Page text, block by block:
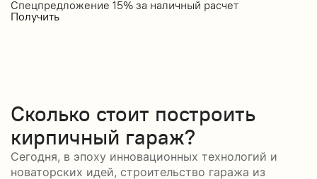
Спецпредложение 15% за наличный расчет
Получить
Сколько стоит построить
кирпичный гараж?
Сегодня, в эпоху инновационных технологий и
новаторских идей, строительство гаража из